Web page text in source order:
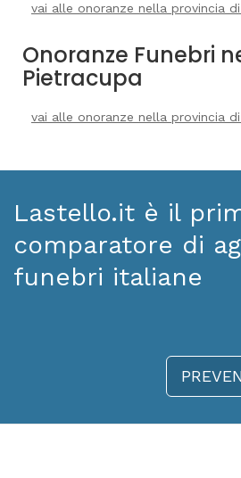
vai alle onoranze nella provincia
Onoranze Funebri
Pietracupa
vai alle onoranze nella provincia
Lastello.it è il
comparatore di
funebri italiane